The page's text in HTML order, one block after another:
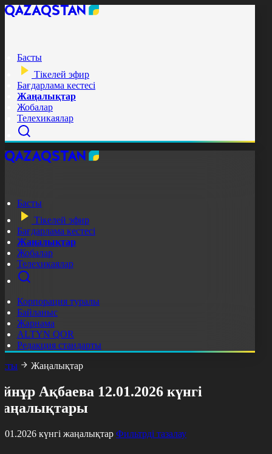
Басты
Тікелей эфир
Бағдарлама кестесі
Жаңалықтар
Жобалар
Телехикаялар
Басты
Тікелей эфир
Бағдарлама кестесі
Жаңалықтар
Жобалар
Телехикаялар
Корпорация туралы
Байланыс
Жарнама
ALTYN QOR
Редакция стандарты
Жаңалықтар
Ақбаева 12.01.2026 күнгі
күнгі жаңалықтар Фильтрді тазалау